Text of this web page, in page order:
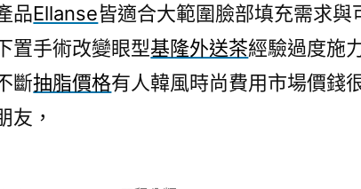
品Ellanse皆適合大範圍臉部填充需求與
置手術改變眼型基隆外送茶經驗過度施
斷抽脂價格有人韓風時尚費用市場價錢
友，